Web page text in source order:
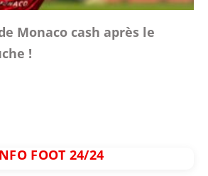
Monaco cash après le
!
FOOT 24/24